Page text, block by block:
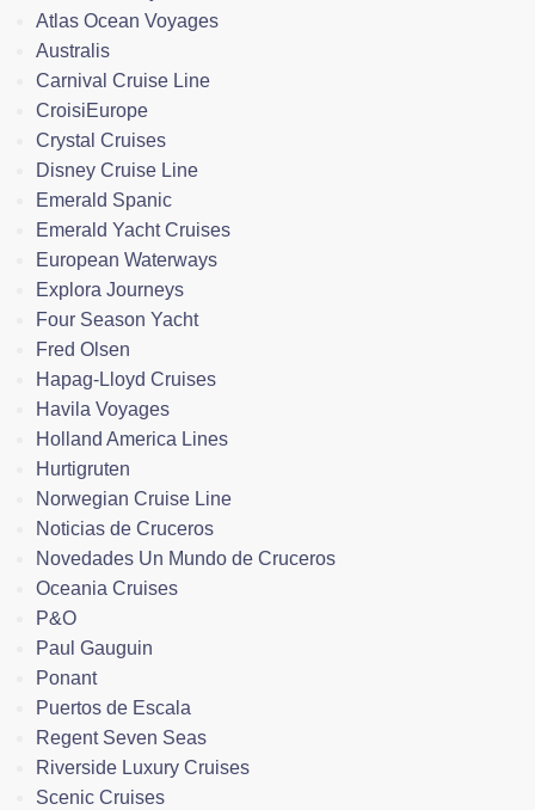
Atlas Ocean Voyages
Australis
Carnival Cruise Line
CroisiEurope
Crystal Cruises
Disney Cruise Line
Emerald Spanic
Emerald Yacht Cruises
European Waterways
Explora Journeys
Four Season Yacht
Fred Olsen
Hapag-Lloyd Cruises
Havila Voyages
Holland America Lines
Hurtigruten
Norwegian Cruise Line
Noticias de Cruceros
Novedades Un Mundo de Cruceros
Oceania Cruises
P&O
Paul Gauguin
Ponant
Puertos de Escala
Regent Seven Seas
Riverside Luxury Cruises
Scenic Cruises